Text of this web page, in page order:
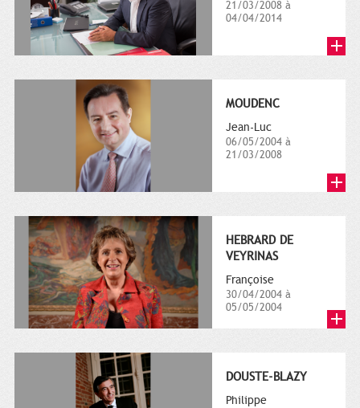
21/03/2008 à
04/04/2014
MOUDENC
Jean-Luc
06/05/2004 à
21/03/2008
HEBRARD DE
VEYRINAS
Françoise
30/04/2004 à
05/05/2004
DOUSTE-BLAZY
Philippe